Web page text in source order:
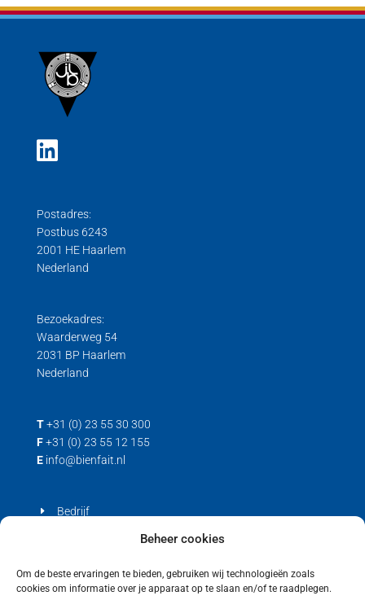
Beheer cookies
Om de beste ervaringen te bieden, gebruiken wij technologieën zoals
cookies om informatie over je apparaat op te slaan en/of te raadplegen.
Postadres:
Postbus 6243
2001 HE Haarlem
Nederland
Bezoekadres:
Waarderweg 54
2031 BP Haarlem
Nederland
T +31 (0) 23 55 30 300
F +31 (0) 23 55 12 155
E info@bienfait.nl
Bedrijf